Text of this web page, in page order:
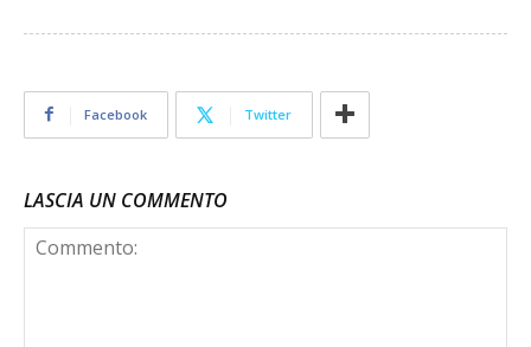
Facebook Twitter
LASCIA UN COMMENTO